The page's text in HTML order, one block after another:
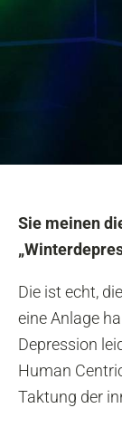
Sie meinen
Die ist echt,
eine Anlage
Depression
Human
Taktung der